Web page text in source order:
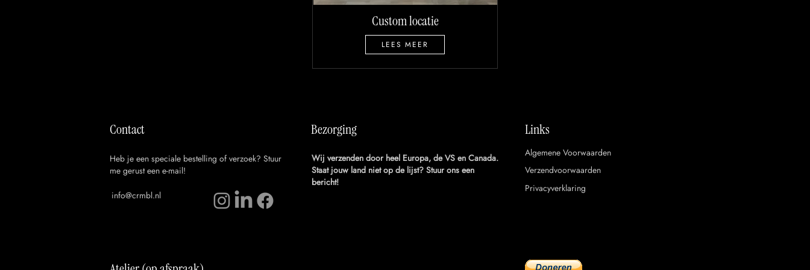
Custom locatie
LEES MEER
Contact
Heb je een speciale bestelling of verzoek? Stuur
me gerust een e-mail!
info@crmbl.nl
Bezorging
Wij verzenden door heel Europa, de VS en Canada.
Staat jouw land niet op de lijst? Stuur ons een
bericht!
Links
Algemene Voorwaarden
Verzendvoorwaarden
Privacyverklaring